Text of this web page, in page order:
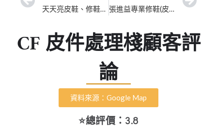
天天亮皮鞋、修鞋修包包洗鞋洗名牌包總店｜臺中細緻還原 張進益專業修鞋(皮包拉鏈）｜新北市皮革補色翻新｜五星口碑推薦皮件維修、高奢包修復
CF 皮件處理棧顧客評
論
資料來源：Google Map
⭐總評價：3.8